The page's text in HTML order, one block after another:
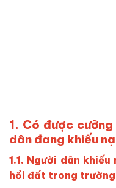
1. Có được
dân đang khiếu
1.1. Người dân
hồi đất trong trường